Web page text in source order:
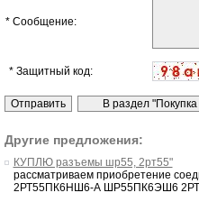
* Сообщение:
* Защитный код:
Другие предложения:
КУПЛЮ разъемы шр55, 2рт55"
рассматриваем приобретение
2РТ55ПК6НШ6-А ШР55ПК6ЭШ6